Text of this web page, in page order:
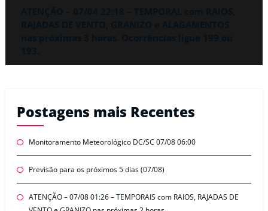
Postagens mais Recentes
Monitoramento Meteorológico DC/SC 07/08 06:00
Previsão para os próximos 5 dias (07/08)
ATENÇÃO – 07/08 01:26 – TEMPORAIS com RAIOS, RAJADAS DE